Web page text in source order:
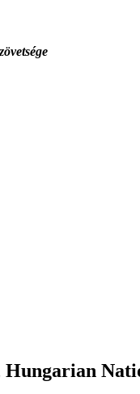
Hungarian